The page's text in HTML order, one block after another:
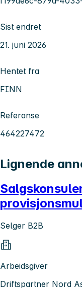
Sist endret
21. juni 2026
Hentet fra
FINN
Referanse
464227472
Lignende
Selger B2B
Arbeidsgiver
Driftspartner Nord